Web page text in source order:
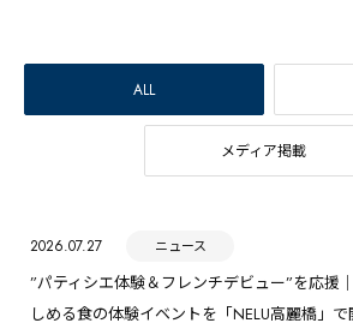
ALL
メディア掲載
2026.07.27 ニュース
”パティシエ体験＆フレンチデビュー”を応援
しめる食の体験イベントを「NELU高麗橋」